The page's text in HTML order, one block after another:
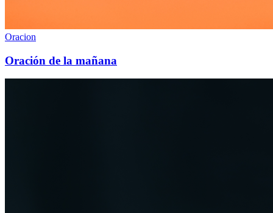
Oracion
Oración de la mañana